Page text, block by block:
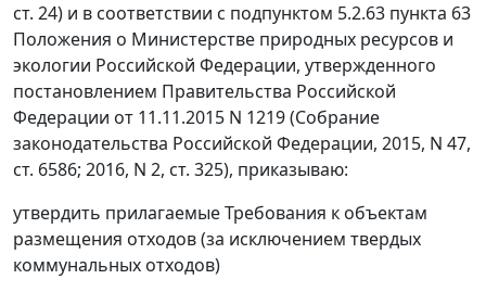
ст. 24) и в соответствии с подпунктом 5.2.63 пункта 63
Положения о Министерстве природных ресурсов и
экологии Российской Федерации, утвержденного
постановлением Правительства Российской
Федерации от 11.11.2015 N 1219 (Собрание
законодательства Российской Федерации, 2015, N 47,
ст. 6586; 2016, N 2, ст. 325), приказываю:
утвердить прилагаемые Требования к объектам
размещения отходов (за исключением твердых
коммунальных отходов)